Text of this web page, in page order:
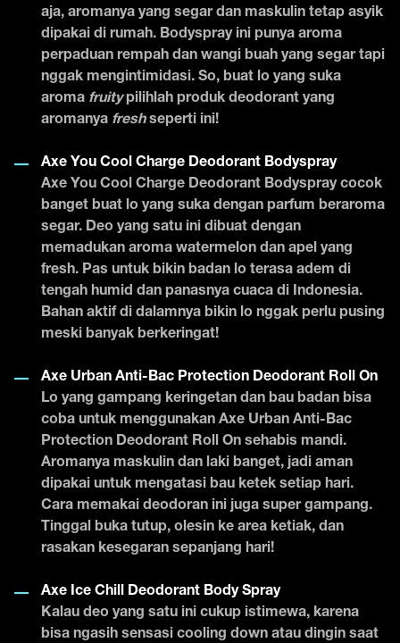
aja, aromanya yang segar dan maskulin tetap asyik
dipakai di rumah. Bodyspray ini punya aroma
perpaduan rempah dan wangi buah yang segar tapi
nggak mengintimidasi. So, buat lo yang suka
aroma fruity pilihlah produk deodorant yang
aromanya freshseperti ini!
Axe You Cool Charge Deodorant Bodyspray
Axe You Cool Charge Deodorant Bodyspray cocok
banget buat lo yang suka dengan parfum beraroma
segar. Deo yang satu ini dibuat dengan
memadukan aroma watermelon dan apel yang
fresh. Pas untuk bikin badan lo terasa adem di
tengah humid dan panasnya cuaca di Indonesia.
Bahan aktif di dalamnya bikin lo nggak perlu pusing
meski banyak berkeringat!
Axe Urban Anti-Bac Protection Deodorant Roll On
Lo yang gampang keringetan dan bau badan bisa
coba untuk menggunakan Axe Urban Anti-Bac
Protection Deodorant Roll On sehabis mandi.
Aromanya maskulin dan laki banget, jadi aman
dipakai untuk mengatasi bau ketek setiap hari.
Cara memakai deodoran ini juga super gampang.
Tinggal buka tutup, olesin ke area ketiak, dan
rasakan kesegaran sepanjang hari!
Axe Ice Chill Deodorant Body Spray
Kalau deo yang satu ini cukup istimewa, karena
bisa ngasih sensasi cooling down atau dingin saat